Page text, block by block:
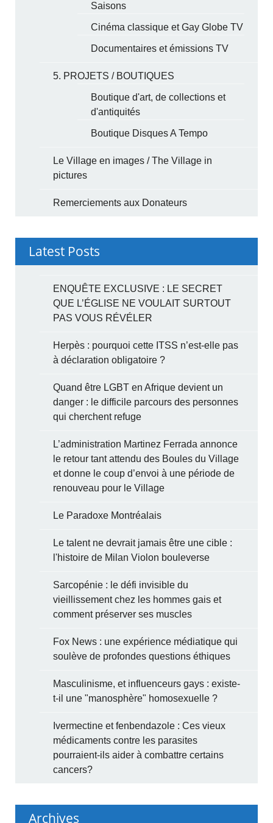
Saisons
Cinéma classique et Gay Globe TV
Documentaires et émissions TV
5. PROJETS / BOUTIQUES
Boutique d'art, de collections et
d'antiquités
Boutique Disques A Tempo
Le Village en images / The Village in
pictures
Remerciements aux Donateurs
Latest Posts
ENQUÊTE EXCLUSIVE : LE SECRET
QUE L’ÉGLISE NE VOULAIT SURTOUT
PAS VOUS RÉVÉLER
Herpès : pourquoi cette ITSS n’est-elle pas
à déclaration obligatoire ?
Quand être LGBT en Afrique devient un
danger : le difficile parcours des personnes
qui cherchent refuge
L’administration Martinez Ferrada annonce
le retour tant attendu des Boules du Village
et donne le coup d’envoi à une période de
renouveau pour le Village
Le Paradoxe Montréalais
Le talent ne devrait jamais être une cible :
l'histoire de Milan Violon bouleverse
Sarcopénie : le défi invisible du
vieillissement chez les hommes gais et
comment préserver ses muscles
Fox News : une expérience médiatique qui
soulève de profondes questions éthiques
Masculinisme, et influenceurs gays : existe-
t-il une "manosphère" homosexuelle ?
Ivermectine et fenbendazole : Ces vieux
médicaments contre les parasites
pourraient-ils aider à combattre certains
cancers?
Archives